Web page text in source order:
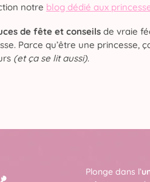
notre blog dédié aux
de fête et conseilsde vraie
Parce qu’être une princesse,
(et ça se lit aussi).
Plonge dans l’